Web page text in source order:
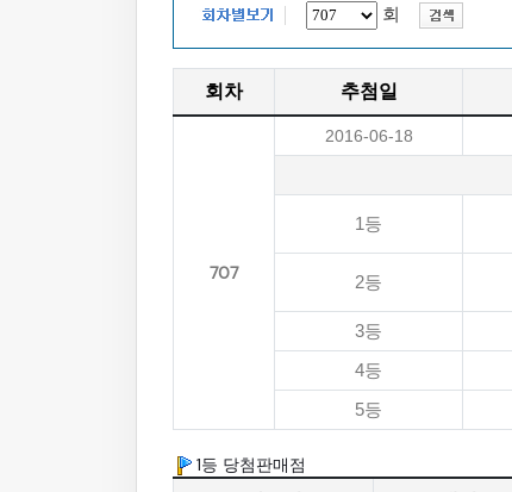
회
회차 추첨일
707
2016-06-18
1등
2등
3등
4등
5등
1등 당첨판매점